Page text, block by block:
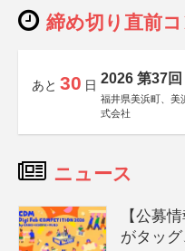
締め切り直前
あと 30 日 2026 第37
福井県美浜町、美
式会社
ニュース
【公募
がタッ